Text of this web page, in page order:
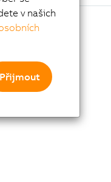
v našich
Přijmout